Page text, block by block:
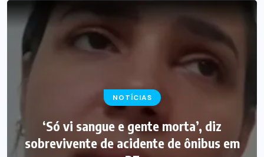
NOTÍCIAS
‘Só vi sangue e gente morta’, diz
sobrevivente de acidente de ônibus em